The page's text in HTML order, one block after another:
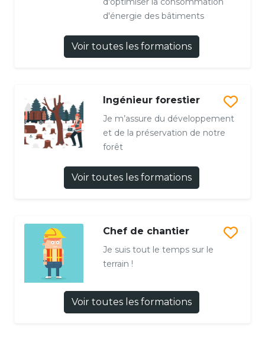
d'énergie des bâtiments
Voir toutes les formations
Ingénieur forestier
Je m’assure du développement
et de la préservation de notre
forêt
Voir toutes les formations
Chef de chantier
Je suis tout le temps sur le
terrain !
Voir toutes les formations